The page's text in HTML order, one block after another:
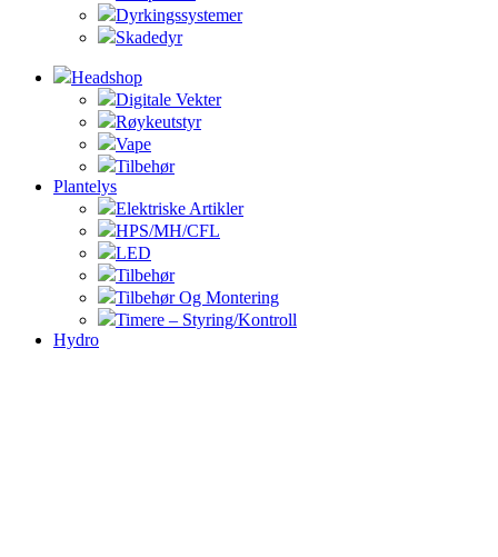
Dyrkingssystemer
Skadedyr
Headshop
Digitale Vekter
Røykeutstyr
Vape
Tilbehør
Plantelys
Elektriske Artikler
HPS/MH/CFL
LED
Tilbehør
Tilbehør Og Montering
Timere – Styring/Kontroll
Hydro